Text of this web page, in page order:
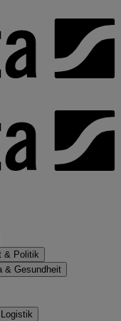
& Politik
& Gesundheit